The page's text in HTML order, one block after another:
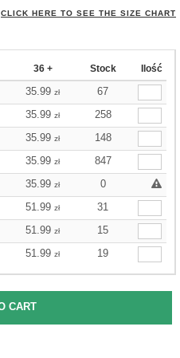
CLICK HERE TO SEE THE SIZE CHART
36 + Stock Ilość
35.99 zł
67
35.99 zł
258
35.99 zł
148
35.99 zł
847
35.99 zł
0
51.99 zł
31
51.99 zł
15
51.99 zł 19